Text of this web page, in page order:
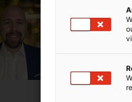
Thomas
igus-icon-+43 7662